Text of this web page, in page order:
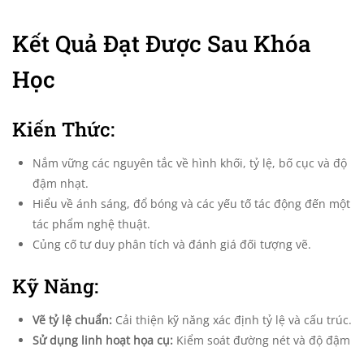
Kết Quả Đạt Được Sau Khóa
Học
Kiến Thức:
Nắm vững các nguyên tắc về hình khối, tỷ lệ, bố cục và độ
đậm nhạt.
Hiểu về ánh sáng, đổ bóng và các yếu tố tác động đến một
tác phẩm nghệ thuật.
Củng cố tư duy phân tích và đánh giá đối tượng vẽ.
Kỹ Năng:
Vẽ tỷ lệ chuẩn: Cải thiện kỹ năng xác định tỷ lệ và cấu trúc.
Sử dụng linh hoạt họa cụ: Kiểm soát đường nét và độ đậm